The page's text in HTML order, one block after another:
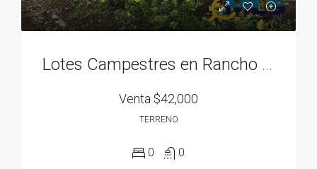
Lotes Campestres en Rancho Los Sueños desde 700M2, El Espave, Chame
Venta $42,000
TERRENO
0 0